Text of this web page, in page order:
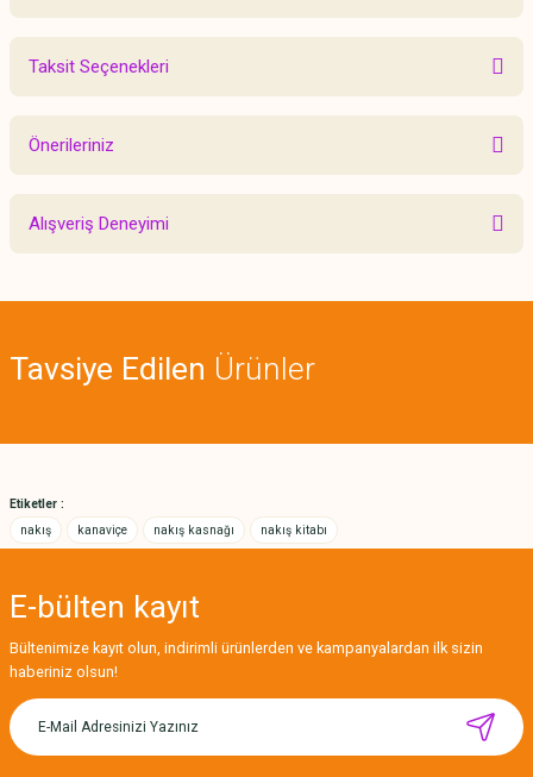
Taksit Seçenekleri
Önerileriniz
Bu ürünün fiyat bilgisi, resim, ürün açıklamalarında ve diğer konularda
yetersiz gördüğünüz noktaları öneri formunu kullanarak tarafımıza
Ürün açıklamasında eksik bilgiler bulunuyor.
Alışveriş Deneyimi
Tavsiye Edilen Ürünler
Etiketler :
nakış
kanaviçe nakış kasnağı nakış kitabı
E-bülten kayıt
Bültenimize kayıt olun, indirimli ürünlerden ve kampanyalardan ilk sizin
haberiniz olsun!